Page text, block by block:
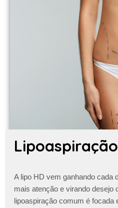
Lipoaspiração
A lipo HD vem ganhando cada
mais atenção e virando desejo
lipoaspiração comum é focada